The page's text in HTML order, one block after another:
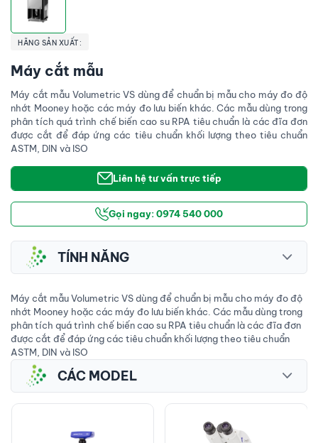
HÃNG SẢN XUẤT:
Máy cắt mẫu
Máy cắt mẫu Volumetric VS dùng để chuẩn bị mẫu cho máy đo độ
nhớt Mooney hoặc các máy đo lưu biến khác. Các mẫu dùng trong
phân tích quá trình chế biến cao su RPA tiêu chuẩn là các đĩa đơn
được cắt để đáp ứng các tiêu chuẩn khối lượng theo tiêu chuẩn
ASTM, DIN và ISO
Liên hệ tư vấn trực tiếp
Gọi ngay: 0974 540 000
TÍNH NĂNG
Máy cắt mẫu Volumetric VS dùng để chuẩn bị mẫu cho máy đo độ
nhớt Mooney hoặc các máy đo lưu biến khác. Các mẫu dùng trong
phân tích quá trình chế biến cao su RPA tiêu chuẩn là các đĩa đơn
được cắt để đáp ứng các tiêu chuẩn khối lượng theo tiêu chuẩn
ASTM, DIN và ISO
CÁC MODEL